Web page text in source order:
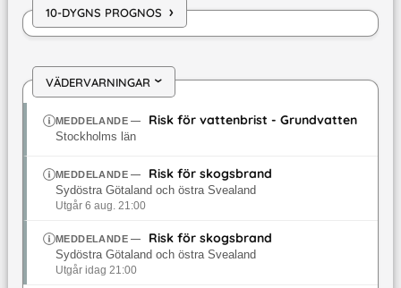
10-DYGNS PROGNOS ›
VÄDERVARNINGAR›
MEDDELANDE— Risk för vattenbrist - Grundvatten
Stockholms län
MEDDELANDE— Risk för skogsbrand
Sydöstra Götaland och östra Svealand
Utgår 6 aug. 21:00
MEDDELANDE— Risk för skogsbrand
Sydöstra Götaland och östra Svealand
Utgår idag 21:00